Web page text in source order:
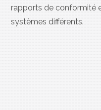
rapports de conformité
systèmes différents.